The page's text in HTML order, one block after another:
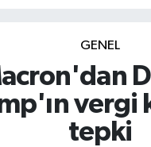
GENEL
vergi
tepki